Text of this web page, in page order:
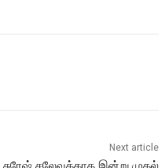
Next article